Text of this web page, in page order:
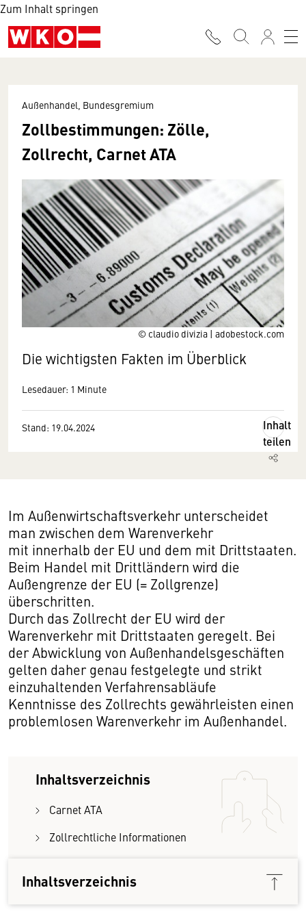
Zum Inhalt springen
© claudio divizia | adobestock.com
Außenhandel, Bundesgremium
Zollbestimmungen: Zölle,
Zollrecht, Carnet ATA
Die wichtigsten Fakten im Überblick
Lesedauer: 1 Minute
Stand: 19.04.2024
Inhalt
teilen
Im Außenwirtschaftsverkehr unterscheidet
man zwischen dem Warenverkehr
mit innerhalb der EU und dem mit Drittstaaten.
Beim Handel mit Drittländern wird die
Außengrenze der EU (= Zollgrenze)
überschritten.
Durch das Zollrecht der EU wird der
Warenverkehr mit Drittstaaten geregelt. Bei
der Abwicklung von Außenhandelsgeschäften
gelten daher genau festgelegte und strikt
einzuhaltenden Verfahrensabläufe
Kenntnisse des Zollrechts gewährleisten einen
problemlosen Warenverkehr im Außenhandel.
Inhaltsverzeichnis
Carnet ATA
Zollrechtliche Informationen
Inhaltsverzeichnis